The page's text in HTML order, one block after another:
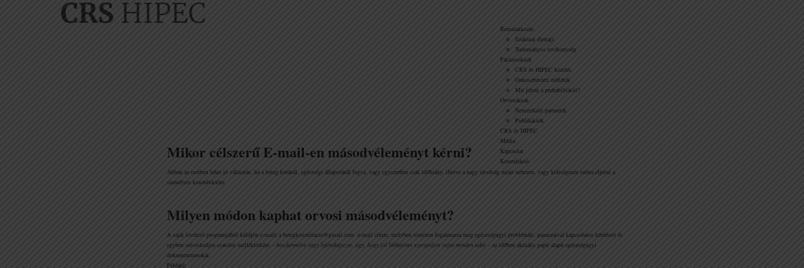
Bemutatkozás
Szakmai életrajz
Tudományos tevékenység
Pácienseknek
CRS és HIPEC kezelés
Onkosebészeti műtétek
Mit jelent a prehabilitáció?
Orvosoknak
Nemzetközi partnerek
Publikációk
CRS és HIPEC
Média
Kapcsolat
Konzultáció
Mikor célszerű E-mail-en másodvéleményt kérni?
Abban az esetben lehet jó választás, ha a beteg koránál, egészségi állapotánál fogva, vagy egyszerűen csak időhiány, illetve a nagy távolság miatt nehezen, vagy költségesen tudna eljutni a
személyes konzultációra
Milyen módon kaphat orvosi másodvéleményt?
A saját levelező programjából küldjön e-mailt a betegkonzultacio@gmail.com e-mail címre, melyben tömören fogalmazza meg egészségügyi problémáit, panaszaival kapcsolatos kérdéseit és
egyben szíveskedjen csatolni mellékletként – beszkennelve vagy lefényképezve, úgy, hogy jól láthatóan szerepeljen rajta minden adat – az időben aktuális papír alapú egészségügyi
dokumentumokat.
Például: